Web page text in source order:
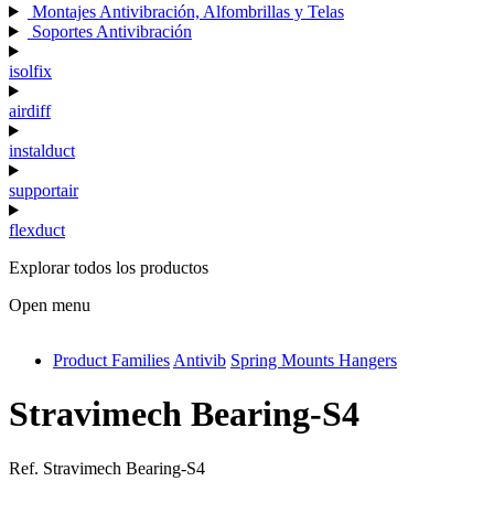
Montajes Antivibración, Alfombrillas y Telas
Soportes Antivibración
isolfix
airdiff
instalduct
supportair
flexduct
Explorar todos los productos
Open menu
antivib
isolfix
Product Families Antivib Spring Mounts Hangers
Stravimech Bearing-S4
Ref. Stravimech Bearing-S4